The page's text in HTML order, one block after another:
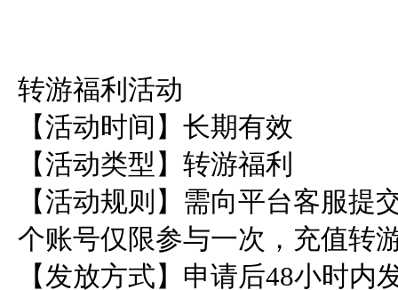
转游福利活动
【活动时间】长期有效
【活动类型】转游福利
【活动规则】需向平台客服提
个账号仅限参与一次，充值转
【发放方式】申请后48小时内